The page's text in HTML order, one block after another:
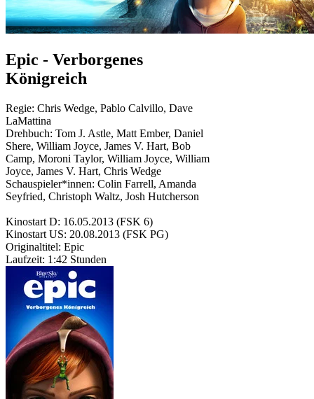
Epic - Verborgenes
Königreich
Regie: Chris Wedge, Pablo Calvillo, Dave
LaMattina
Drehbuch: Tom J. Astle, Matt Ember, Daniel
Shere, William Joyce, James V. Hart, Bob
Camp, Moroni Taylor, William Joyce, William
Joyce, James V. Hart, Chris Wedge
Schauspieler*innen: Colin Farrell, Amanda
Seyfried, Christoph Waltz, Josh Hutcherson
Kinostart D: 16.05.2013 (FSK 6)
Kinostart US: 20.08.2013 (FSK PG)
Originaltitel: Epic
Laufzeit: 1:42 Stunden